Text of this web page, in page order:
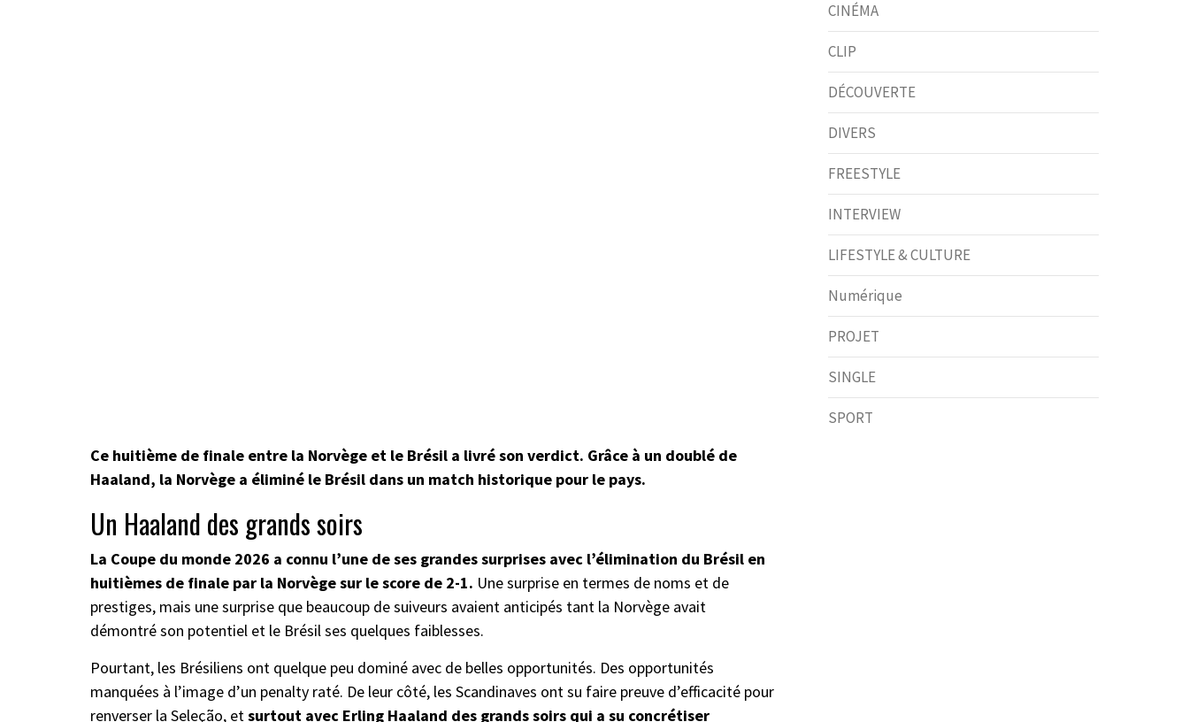
Ce huitième de finale entre la Norvège et le Brésil a livré son verdict. Grâce à un doublé de
Haaland, la Norvège a éliminé le Brésil dans un match historique pour le pays.
Un Haaland des grands soirs
La Coupe du monde 2026 a connu l’une de ses grandes surprises avec l’élimination du Brésil en
huitièmes de finale par la Norvège sur le score de 2-1. Une surprise en termes de noms et de
prestiges, mais une surprise que beaucoup de suiveurs avaient anticipés tant la Norvège avait
démontré son potentiel et le Brésil ses quelques faiblesses.
Pourtant, les Brésiliens ont quelque peu dominé avec de belles opportunités. Des opportunités
manquées à l’image d’un penalty raté. De leur côté, les Scandinaves ont su faire preuve d’efficacité pour
renverser la Seleção, etsurtout avec Erling Haaland des grands soirs qui a su concrétiser
CINÉMA
CLIP
DÉCOUVERTE
DIVERS
FREESTYLE
INTERVIEW
LIFESTYLE & CULTURE
Numérique
PROJET
SINGLE
SPORT